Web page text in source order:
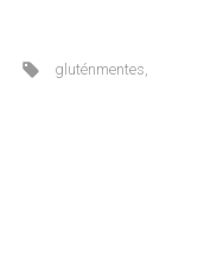
gluténmentes